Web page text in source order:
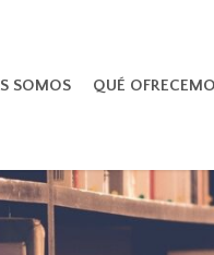
SOMOS QUÉ